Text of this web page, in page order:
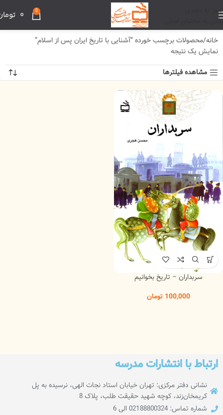
عبور به ناوبری
رفتن به محتوای اصلی
0
0
خانه محصولات برچسب خورده “آشنایی با تاریخ ایران پس از اسلام”
نمایش یک نتیجه
مشاهده فیلترها
سربداران – تاریخ بخوانیم
100,000 تومان
ارتباط با انتشارات مدرسه
نشانی دفتر مرکزی: تهران خیابان استاد نجات الهی، نرسیده به پل
کریمخان‌زند، کوچه شهید حقیقت طلب، پلاک 8
شماره تماس: 02188800324 الی 6